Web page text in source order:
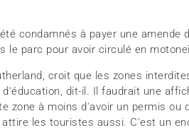
condamnés à payer une amende
le parc pour avoir circulé en
croit que les zones
dit-il. Il faudrait une
zone à moins d'avoir un permis ou
les touristes aussi. C'est un